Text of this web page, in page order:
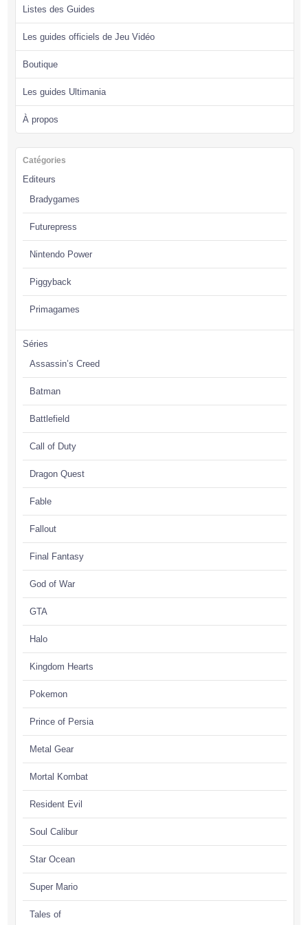
Listes des Guides
Les guides officiels de Jeu Vidéo
Boutique
Les guides Ultimania
À propos
Catégories
Editeurs
Bradygames
Futurepress
Nintendo Power
Piggyback
Primagames
Séries
Assassin’s Creed
Batman
Battlefield
Call of Duty
Dragon Quest
Fable
Fallout
Final Fantasy
God of War
GTA
Halo
Kingdom Hearts
Pokemon
Prince of Persia
Metal Gear
Mortal Kombat
Resident Evil
Soul Calibur
Star Ocean
Super Mario
Tales of